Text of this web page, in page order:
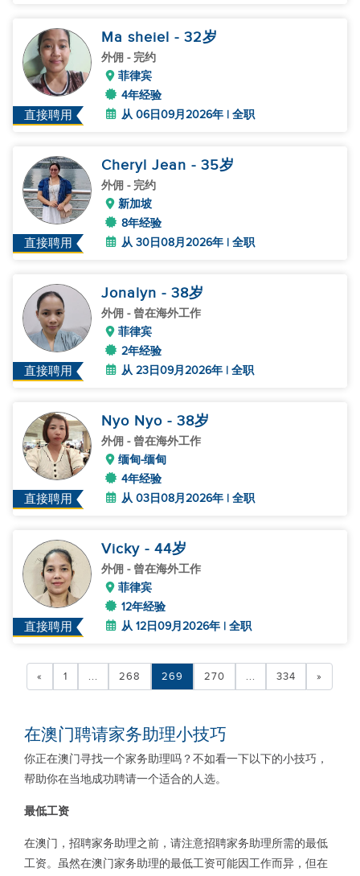
直接聘用
Ma sheiel - 32岁
外佣 - 完约
菲律宾
4年经验
从 06日09月2026年 | 全职
直接聘用
Cheryl Jean - 35岁
外佣 - 完约
新加坡
8年经验
从 30日08月2026年 | 全职
直接聘用
Jonalyn - 38岁
外佣 - 曾在海外工作
菲律宾
2年经验
从 23日09月2026年 | 全职
直接聘用
Nyo Nyo - 38岁
外佣 - 曾在海外工作
缅甸-缅甸
4年经验
从 03日08月2026年 | 全职
直接聘用
Vicky - 44岁
外佣 - 曾在海外工作
菲律宾
12年经验
从 12日09月2026年 | 全职
« 1 ... 268 269 270 ... 334 »
在澳门聘请家务助理小技巧
你正在澳门寻找一个家务助理吗？不如看一下以下的小技巧，
帮助你在当地成功聘请一个适合的人选。
最低工资
在澳门，招聘家务助理之前，请注意招聘家务助理所需的最低
工资。虽然在澳门家务助理的最低工资可能因工作而异，但在